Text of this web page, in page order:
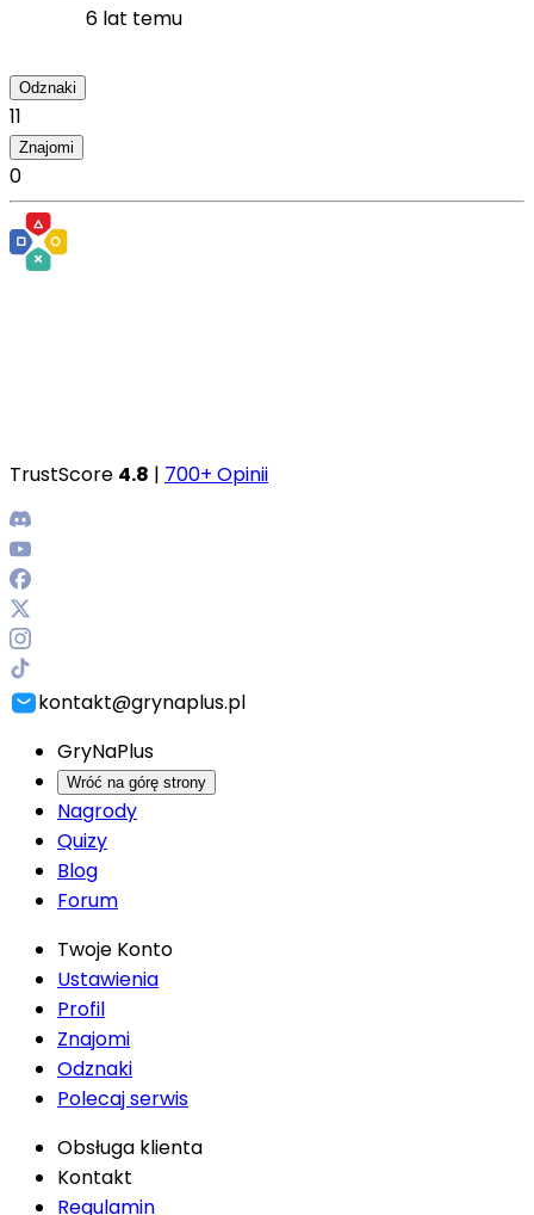
6 lat temu
Odznaki
11
Znajomi
0
TrustScore 4.8 | 700+ Opinii
kontakt@grynaplus.pl
GryNaPlus
Wróć na górę strony
Nagrody
Quizy
Blog
Forum
Twoje Konto
Ustawienia
Profil
Znajomi
Odznaki
Polecaj serwis
Obsługa klienta
Kontakt
Regulamin